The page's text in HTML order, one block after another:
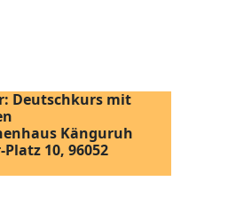
Deutschkurs mit
Känguruh
10, 96052